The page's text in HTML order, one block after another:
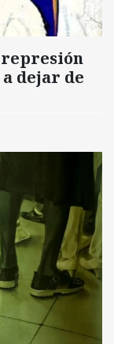
represión
dejar de